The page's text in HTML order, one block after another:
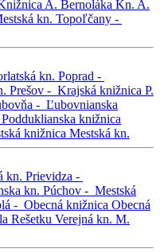
A. Bernoláka Kn. A.
kn. Topoľčany -
kn. Poprad -
Prešov - Krajská knižnica P.
- Ľubovnianska
Podduklianska knižnica
knižnica Mestská kn.
kn. Prievidza -
kn. Púchov - Mestská
- Obecná knižnica Obecná
Rešetku Verejná kn. M.